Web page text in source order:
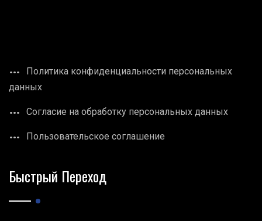
Политика конфиденциальности персональных
данных
Согласие на обработку персональных данных
Пользовательское соглашение
Быстрый Переход